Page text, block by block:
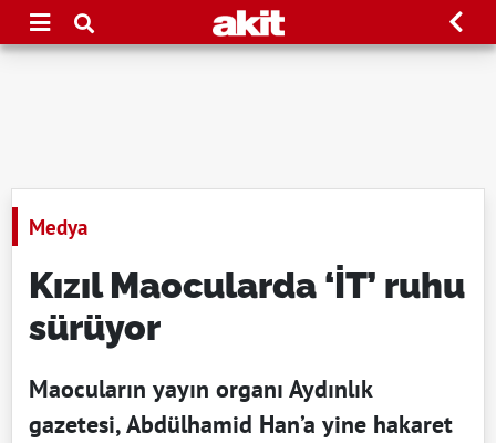
Medya
Kızıl Maocularda ‘İT’ ruhu
sürüyor
Maocuların yayın organı Aydınlık
gazetesi, Abdülhamid Han’a yine hakaret